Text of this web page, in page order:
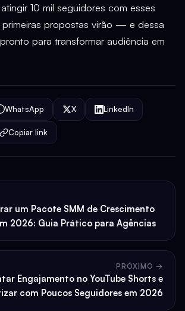
10 mil seguidores com esses
primeiras propostas virão — e dessa
para transformar audiência em
WhatsApp X LinkedIn
Copiar link
um Pacote SMM de Crescimento
2026: Guia Prático para Agências
PRÓXIMO →
Engajamento no YouTube Shorts e
com Poucos Seguidores em 2026